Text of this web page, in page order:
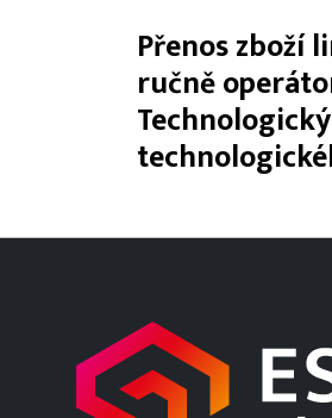
Přenos zboží
ručně